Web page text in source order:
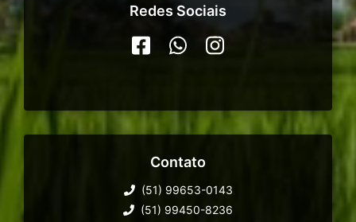
Redes Sociais
Contato
(51) 99653-0143
(51) 99450-8236